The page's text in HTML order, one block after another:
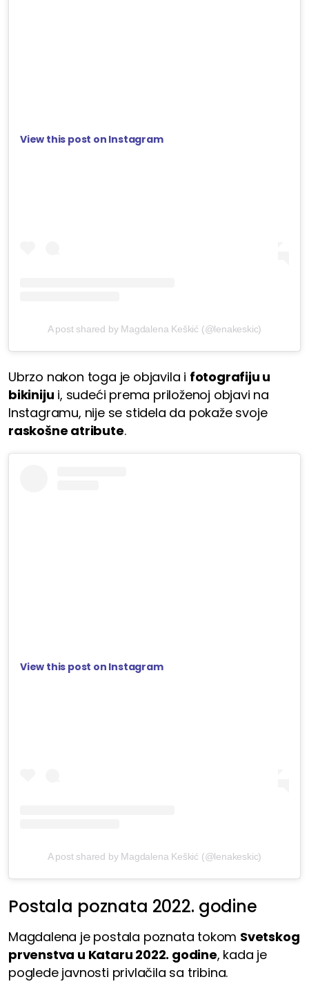
View this post on Instagram
A post shared by Magdalena Keškić (@lenakeskic)
Ubrzo nakon toga je objavila i fotografiju u
bikiniju i, sudeći prema priloženoj objavi na
Instagramu, nije se stidela da pokaže svoje
raskošne atribute.
View this post on Instagram
A post shared by Magdalena Keškić (@lenakeskic)
Postala poznata 2022. godine
Magdalena je postala poznata tokom Svetskog
prvenstva u Kataru 2022. godine, kada je
poglede javnosti privlačila sa tribina.